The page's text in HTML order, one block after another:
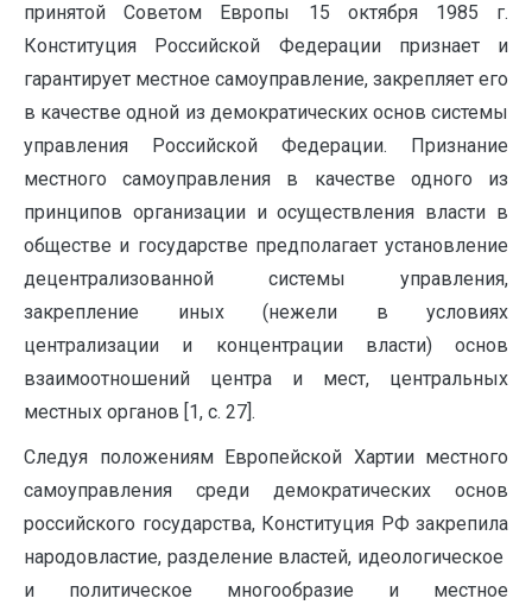
принятой Советом Европы 15 октября 1985 г.
Конституция Российской Федерации признает и
гарантирует местное самоуправление, закрепляет его
в качестве одной из демократических основ системы
управления Российской Федерации. Признание
местного самоуправления в качестве одного из
принципов организации и осуществления власти в
обществе и государстве предполагает установление
децентрализованной системы управления,
закрепление иных (нежели в условиях
централизации и концентрации власти) основ
взаимоотношений центра и мест, центральных
местных органов [1, с. 27].
Следуя положениям Европейской Хартии местного
самоуправления среди демократических основ
российского государства, Конституция РФ закрепила
народовластие, разделение властей, идеологическое
и политическое многообразие и местное